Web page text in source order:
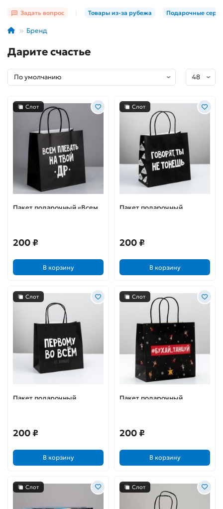
Задать вопрос Товары из-за рубежа Подарочные
Бренд
Дарите счастье
Слот
Пакет подарочный «Всем
200 ₽
В корзину
Слот
Пакет подарочный
200 ₽
В корзину
Слот
Пакет подарочный
200 ₽
В корзину
Слот
Пакет подарочный
200 ₽
В корзину
Слот Слот